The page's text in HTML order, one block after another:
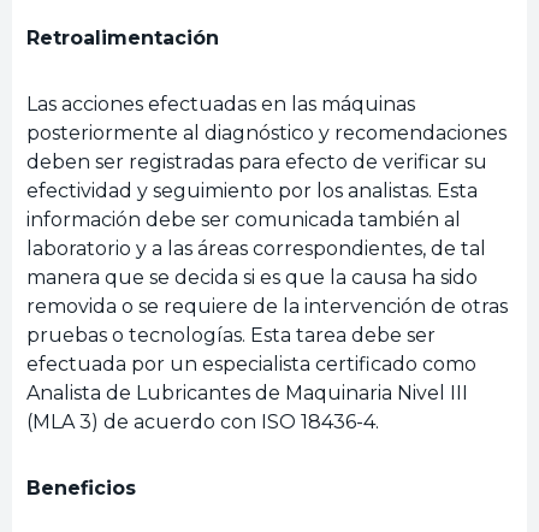
Retroalimentación
Las acciones efectuadas en las máquinas
posteriormente al diagnóstico y recomendaciones
deben ser registradas para efecto de verificar su
efectividad y seguimiento por los analistas. Esta
información debe ser comunicada también al
laboratorio y a las áreas correspondientes, de tal
manera que se decida si es que la causa ha sido
removida o se requiere de la intervención de otras
pruebas o tecnologías. Esta tarea debe ser
efectuada por un especialista certificado como
Analista de Lubricantes de Maquinaria Nivel III
(MLA 3) de acuerdo con ISO 18436-4.
Beneficios